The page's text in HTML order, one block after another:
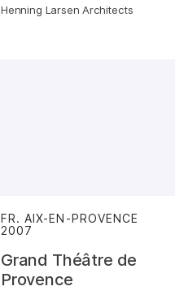
Henning Larsen Architects
FR. AIX-EN-PROVENCE
2007
Grand Théâtre de
Provence